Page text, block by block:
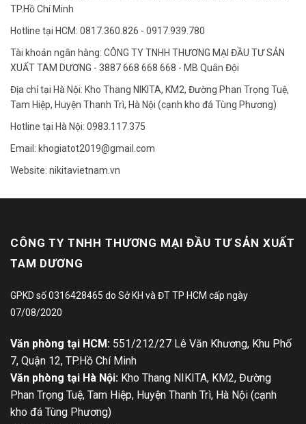
TP.Hồ Chí Minh
Hotline tại HCM: 0817.360.826 - 0917.939.780
Tài khoản ngân hàng: CÔNG TY TNHH THƯƠNG MẠI ĐẦU TƯ SẢN
XUẤT TAM DƯƠNG - 3887 668 668 668 - MB Quân Đội
Địa chỉ tại Hà Nội: Kho Thang NIKITA, KM2, Đường Phan Trọng Tuệ,
Tam Hiệp, Huyện Thanh Trì, Hà Nội (cạnh kho đá Tùng Phương)
Hotline tại Hà Nội: 0983.117.375
Email: khogiatot2019@gmail.com
Website: nikitavietnam.vn
CÔNG TY TNHH THƯƠNG MẠI ĐẦU TƯ SẢN XUẤT
TAM DƯƠNG
GPKD số 0316428465 do Sở KH và ĐT TP HCM cấp ngày
07/08/2020
Văn phòng tại HCM: 551/212/27 Lê Văn Khương, Khu Phố
7, Quận 12, TP.Hồ Chí Minh
Văn phòng tại Hà Nội: Kho Thang NIKITA, KM2, Đường
Phan Trọng Tuệ, Tam Hiệp, Huyện Thanh Trì, Hà Nội (cạnh
kho đá Tùng Phương)